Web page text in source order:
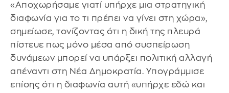
«Αποχωρήσαμε γιατί υπήρχε μια στρατηγική
διαφωνία για το τι πρέπει να γίνει στη χώρα»,
σημείωσε, τονίζοντας ότι η δική της πλευρά
πίστευε πως μόνο μέσα από συσπείρωση
δυνάμεων μπορεί να υπάρξει πολιτική αλλαγή
απέναντι στη Νέα Δημοκρατία. Υπογράμμισε
επίσης ότι η διαφωνία αυτή «υπήρχε εδώ και